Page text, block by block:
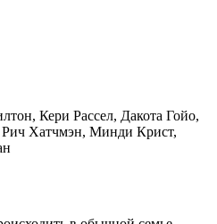
Кери Рассел, Дакота Гойо,
Хатчмэн, Минди Крист,